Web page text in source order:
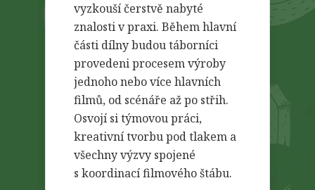
vyzkouší čerstvě nabyté
znalosti v praxi. Během hlavní
části dílny budou táborníci
provedeni procesem výroby
jednoho nebo více hlavních
filmů, od scénáře až po střih.
Osvojí si týmovou práci,
kreativní tvorbu pod tlakem a
všechny výzvy spojené
s koordinací filmového štábu.